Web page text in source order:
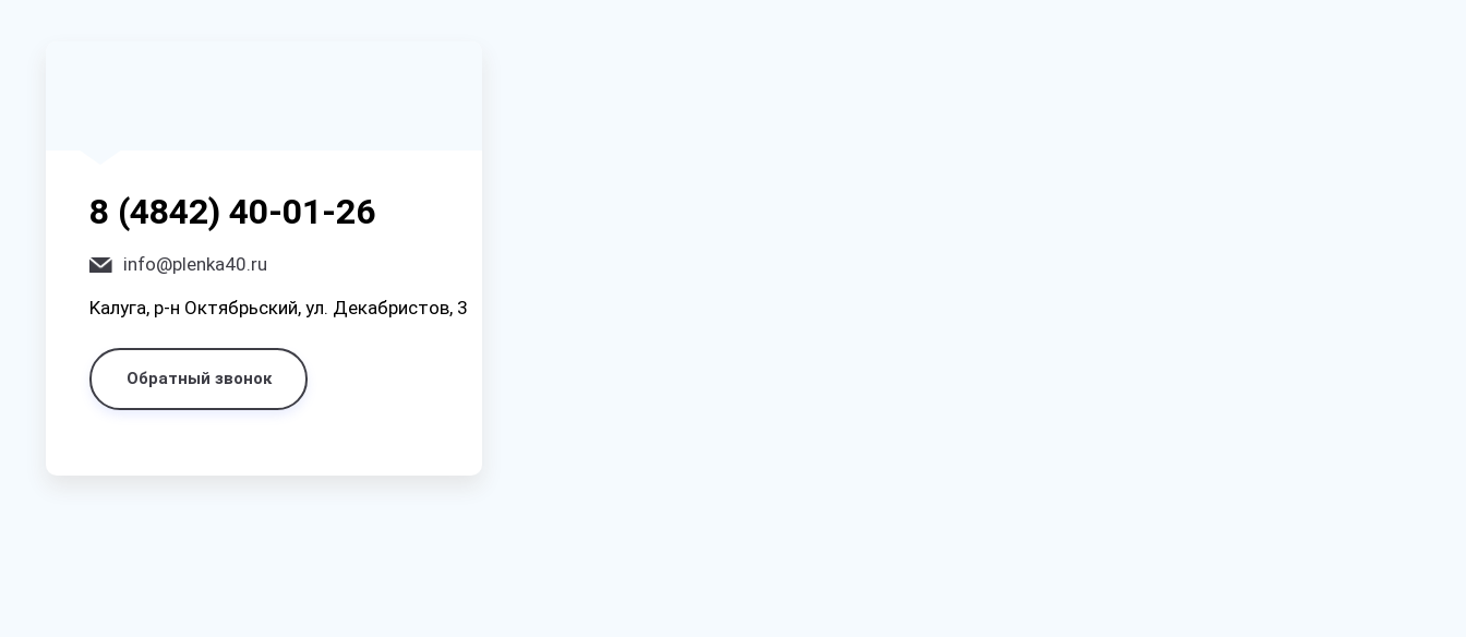
8 (4842) 40-01-26
info@plenka40.ru
Kaлyгa, p-н Oктябpьcкий, yл. Дeкaбpиcтoв, 3
Обратный звонок